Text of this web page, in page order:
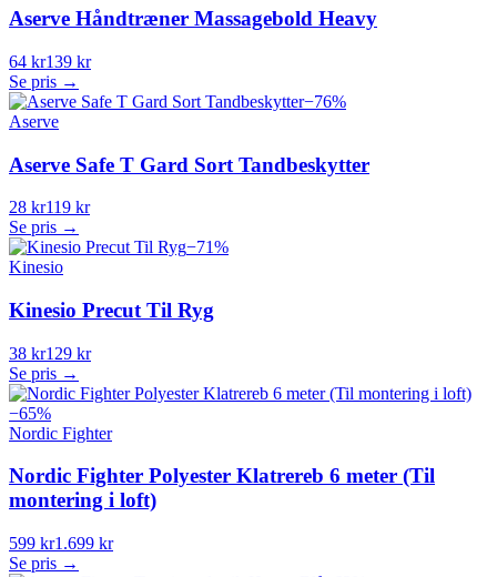
Aserve Håndtræner Massagebold Heavy
64 kr139 kr
Se pris →
−76%
Aserve
Aserve Safe T Gard Sort Tandbeskytter
28 kr119 kr
Se pris →
−71%
Kinesio
Kinesio Precut Til Ryg
38 kr129 kr
Se pris →
−65%
Nordic Fighter
Nordic Fighter Polyester Klatrereb 6 meter (Til
montering i loft)
599 kr1.699 kr
Se pris →